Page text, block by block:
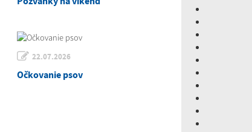
22.07.2026
Očkovanie psov